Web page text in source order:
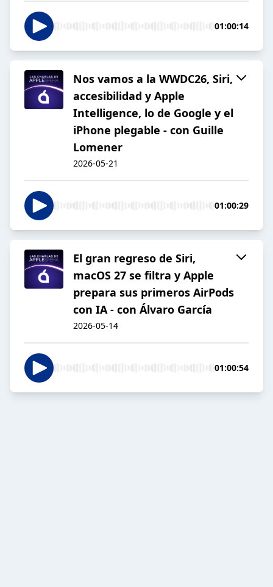
01:00:14
Nos vamos a la WWDC26, Siri,
accesibilidad y Apple
Intelligence, lo de Google y el
iPhone plegable - con Guille
Lomener
2026-05-21
01:00:29
El gran regreso de Siri,
macOS 27 se filtra y Apple
prepara sus primeros AirPods
con IA - con Álvaro García
2026-05-14
01:00:54